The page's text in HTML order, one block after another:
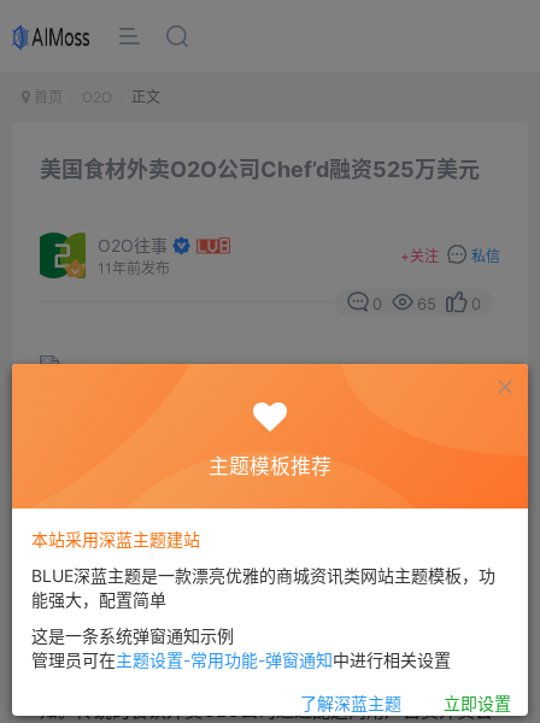
首页 O2O 正文
美国食材外卖O2O公司Chef’d融资525万美元
O2O往事
11年前发布
+关注 私信
0 65 0
网2015年5月25日消息，美国食材外卖O2O网站Chef;d近
日宣布获得525万美元的融资。和传统的VC融资不同，
Chef;d的融资来源于众筹，这将使Chef;d在商业模式和自
主性上更加有灵活度。
Chef;d通过众筹的方式募集资金，但其中更重要的是通过
众筹招募用户。当用户同时是股东时，其用户粘性可想而
知。传统的餐饮外卖O2O公司通过配送向用户售卖外卖套
主题模板推荐
本站采用深蓝主题建站
BLUE深蓝主题是一款漂亮优雅的商城资讯类网站主题模板，功
能强大，配置简单
这是一条系统弹窗通知示例
管理员可在主题设置-常用功能-弹窗通知中进行相关设置
了解深蓝主题 立即设置